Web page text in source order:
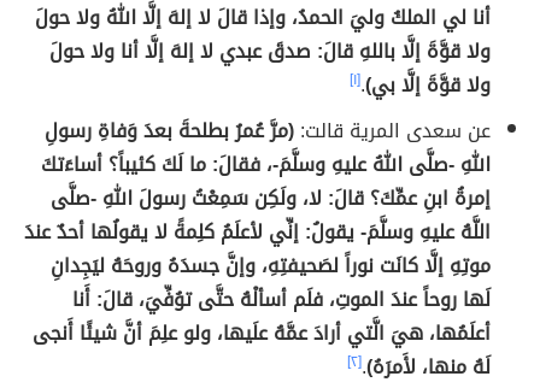
أنا لي الملكُ وليَ الحمدُ، وإذا قالَ لا إلهَ إلَّا اللهُ ولا حولَ
ولا قوَّةَ إلَّا باللهِ قالَ: صدقَ عبدي لا إلهَ إلَّا أنا ولا حولَ
ولا قوَّةَ إلَّا بي).[١]
عن سعدى المرية قالت:(مرَّ عُمرُ بطلحةَ بعدَ وَفاةِ رسولِ
اللهِ -صلَّى اللهُ عليهِ وسلَّمَ-، فقالَ: ما لَكَ كئيباً؟ أساءَتكَ
إمرةُ ابنِ عمِّكَ؟ قالَ: لا، ولَكِن سَمِعْتُ رسولَ اللهِ -صلَّى
اللَّهُ عليهِ وسلَّمَ- يقولُ: إنِّي لأعلَمُ كلِمةً لا يقولُها أحدٌ عندَ
موتِهِ إلَّا كانَت نوراً لصَحيفتِهِ، وإنَّ جسدَهُ وروحَهُ ليَجِدانِ
لَها روحاً عندَ الموتِ، فلَم أسألْهُ حتَّى توُفِّيَ، قالَ: أَنا
أعلَمُها، هيَ الَّتي أرادَ عمَّهُ علَيها، ولو علِمَ أنَّ شيئًا أَنجى
لَهُ منها، لأَمرَهُ).[٢]